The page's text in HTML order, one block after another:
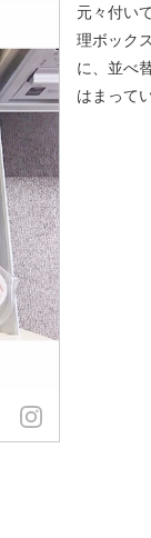
元々付い
理ボック
に、並べ
はまって